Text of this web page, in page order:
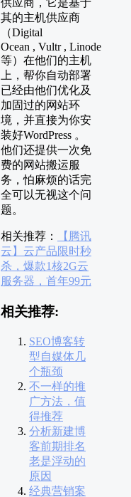
供应商，它是基于
其的主机供应商
（Digital
Ocean , Vultr , Linode
等）在他们的主机
上，帮你自动部署
已经由他们优化及
加固过的网站环
境，并直接为你安
装好WordPress 。
他们还提供一次免
费的网站搬运服
务，怕麻烦的话完
全可以无视这个问
题。
相关推荐：
【腾讯
云】云产品限时秒
杀，爆款1核2G云
服务器，首年99元
相关推荐:
SEO博客转
型自媒体几
个瓶颈
不一样的推
广方法，值
得推荐
分析新建博
客前期排名
老是浮动的
原因
经典营销案